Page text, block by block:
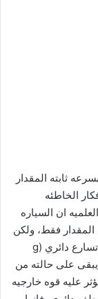
ثابته المقدار
الخاطئه
ان السياره
فقط، ولكن
الاتجاه يتغير باستمرار! ولتغير الاتجاه يلزم وجود تسارع دائري (g
على حالته من
عليه قوه خارجيه